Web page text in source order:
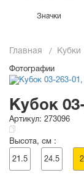
Значки
Главная Кубки
Фотографии
Кубок
Артикул: 273096
Высота, см :
21.5 24.5